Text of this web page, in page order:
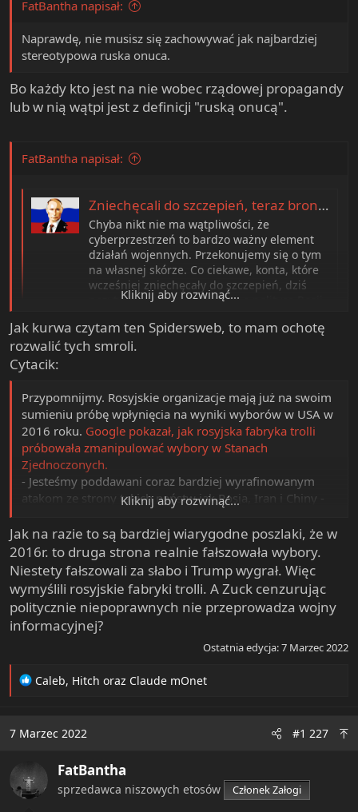
FatBantha napisał:
Naprawdę, nie musisz się zachowywać jak najbardziej
stereotypowa ruska onuca.
Bo każdy kto jest na nie wobec rządowej propagandy
lub w nią wątpi jest z definicji "ruską onucą".
FatBantha napisał:
Zniechęcali do szczepień, teraz bronią Moskwy i hejtują Ukrainę. Fala prorosyjskich trolli zalewa internet
Chyba nikt nie ma wątpliwości, że
cyberprzestrzeń to bardzo ważny element
działań wojennych. Przekonujemy się o tym
na własnej skórze. Co ciekawe, konta, które
wcześniej zniechęcały do szczepień, dziś
pozytywnie wypowiadają się o polityce Rosji
spidersweb.pl
Kliknij aby rozwinąć...
Jak kurwa czytam ten Spidersweb, to mam ochotę
rozwalić tych smroli.
Cytacik:
Przypomnijmy. Rosyjskie organizacje mają już na swoim
sumieniu próbę wpłynięcia na wyniki wyborów w USA w
2016 roku. Google pokazał, jak rosyjska fabryka trolli
próbowała zmanipulować wybory w Stanach
Zjednoczonych.
- Jesteśmy poddawani coraz bardziej wyrafinowanym
atakom ze strony takich państw jak Rosja, Iran i Chiny -
Kliknij aby rozwinąć...
Jak na razie to są bardziej wiarygodne poszlaki, że w
2016r. to druga strona realnie fałszowała wybory.
Niestety fałszowali za słabo i Trump wygrał. Więc
wymyślili rosyjskie fabryki trolli. A Zuck cenzurując
politycznie niepoprawnych nie przeprowadza wojny
informacyjnej?
Ostatnia edycja:7 Marzec 2022
R
t
o
n
s
Caleb, Hitch oraz Claude mOnet
7 Marzec 2022 #1 227
FatBantha
sprzedawca niszowych etosów Członek Załogi